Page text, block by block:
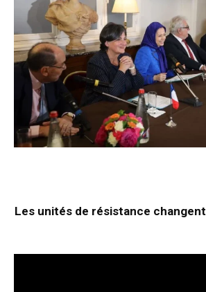
Les unités de résistance